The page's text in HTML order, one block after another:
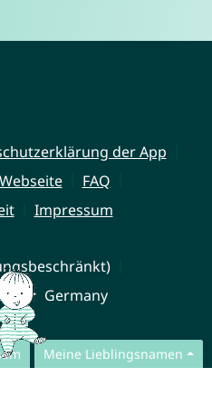
Meine Lieblingsnamen
der App
FAQ
Impressum
Germany